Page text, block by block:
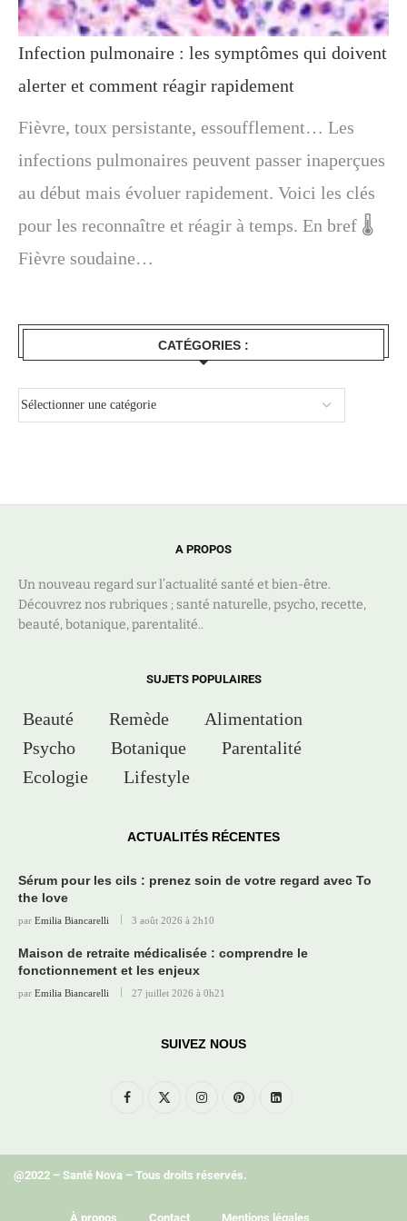
Infection pulmonaire : les symptômes qui doivent
alerter et comment réagir rapidement
Fièvre, toux persistante, essoufflement… Les
infections pulmonaires peuvent passer inaperçues
au début mais évoluer rapidement. Voici les clés
pour les reconnaître et réagir à temps. En bref 🌡️
Fièvre soudaine…
CATÉGORIES :
A PROPOS
Un nouveau regard sur l’actualité santé et bien-être.
Découvrez nos rubriques ; santé naturelle, psycho, recette,
beauté, botanique, parentalité..
SUJETS POPULAIRES
Beauté Remède
Alimentation
Psycho
Botanique
Parentalité
Ecologie
Lifestyle
ACTUALITÉS RÉCENTES
Sérum pour les cils : prenez soin de votre regard avec To
the love
par Emilia Biancarelli 3 août 2026 à 2h10
Maison de retraite médicalisée : comprendre le
fonctionnement et les enjeux
par Emilia Biancarelli 27 juillet 2026 à 0h21
SUIVEZ NOUS
@2022 – Santé Nova – Tous droits réservés.
À propos Contact Mentions légales